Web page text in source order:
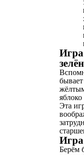
яблоко
Эта
Берём